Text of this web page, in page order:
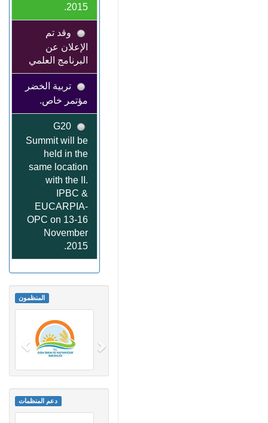
2015.
وقد تم
الإعلان عن
البرنامج العلمي
تربية الخضر
مؤتمر خاص.
G20
Summit will be
held in the
same location
with the II.
IPBC &
EUCARPIA-
OPC on 13-16
November
2015.
المنظمون
دعم المنظمات